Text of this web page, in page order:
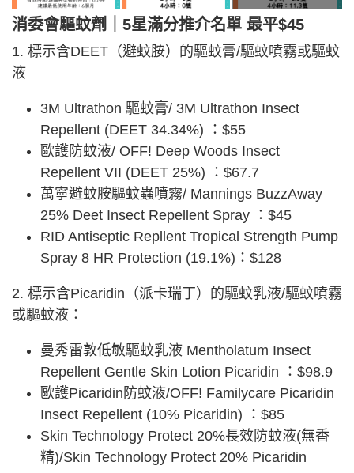
消委會驅蚊劑｜5星滿分推介名單 最平$45
1. 標示含DEET（避蚊胺）的驅蚊膏/驅蚊噴霧或驅蚊
液
3M Ultrathon 驅蚊膏/ 3M Ultrathon Insect
Repellent (DEET 34.34%) ：$55
歐護防蚊液/ OFF! Deep Woods Insect
Repellent VII (DEET 25%) ：$67.7
萬寧避蚊胺驅蚊蟲噴霧/ Mannings BuzzAway
25% Deet Insect Repellent Spray ：$45
RID Antiseptic Repllent Tropical Strength Pump
Spray 8 HR Protection (19.1%)：$128
2. 標示含Picaridin（派卡瑞丁）的驅蚊乳液/驅蚊噴霧
或驅蚊液：
曼秀雷敦低敏驅蚊乳液 Mentholatum Insect
Repellent Gentle Skin Lotion Picaridin ：$98.9
歐護Picaridin防蚊液/OFF! Familycare Picaridin
Insect Repellent (10% Picaridin) ：$85
Skin Technology Protect 20%長效防蚊液(無香
精)/Skin Technology Protect 20% Picaridin